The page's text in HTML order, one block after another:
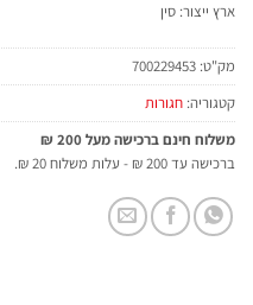
ארץ ייצור: סין
מק"ט: 700229453
קטגוריה: חגורות
משלוח חינם ברכישה מעל 200 ₪
ברכישה עד 200 ₪ - עלות משלוח 20 ₪.